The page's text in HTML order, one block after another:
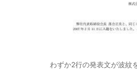
わずか2行の発表文が波紋